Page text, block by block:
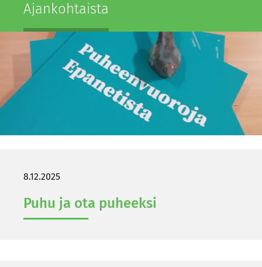
Ajan­koh­tais­ta
8.12.2025
Puhu ja ota pu­heek­si